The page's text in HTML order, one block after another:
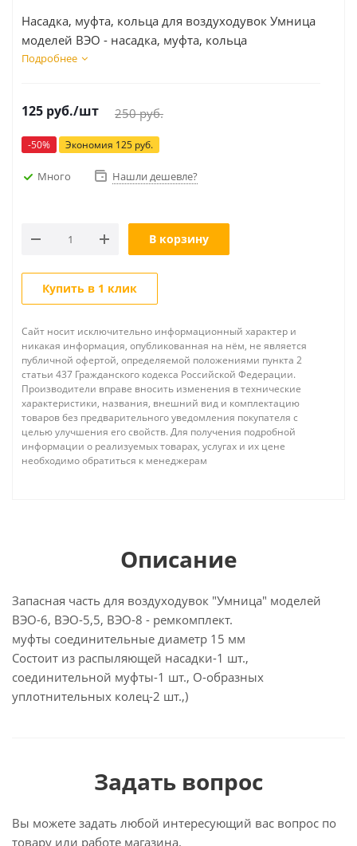
Насадка, муфта, кольца для воздуходувок Умница
моделей ВЭО - насадка, муфта, кольца
Подробнее
125 руб./шт 250руб.
-50% Экономия 125 руб.
Много Нашли дешевле?
В корзину
Купить в 1 клик
Сайт носит исключительно информационный характер и
никакая информация, опубликованная на нём, не является
публичной офертой, определяемой положениями пункта 2
статьи 437 Гражданского кодекса Российской Федерации.
Производители вправе вносить изменения в технические
характеристики, названия, внешний вид и комплектацию
товаров без предварительного уведомления покупателя с
целью улучшения его свойств. Для получения подробной
информации о реализуемых товарах, услугах и их цене
необходимо обратиться к менеджерам
Описание
Запасная часть для воздуходувок "Умница" моделей
ВЭО-6, ВЭО-5,5, ВЭО-8 - ремкомплект.
муфты соединительные диаметр 15 мм
Состоит из распыляющей насадки-1 шт.,
соединительной муфты-1 шт., О-образных
уплотнительных колец-2 шт.,)
Задать вопрос
Вы можете задать любой интересующий вас вопрос по
товару или работе магазина.